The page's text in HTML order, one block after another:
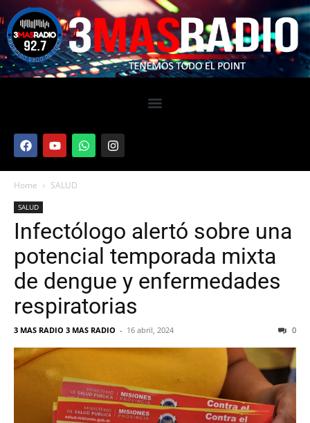
Home SALUD
SALUD
Infectólogo alertó sobre una
potencial temporada mixta
de dengue y enfermedades
respiratorias
3 MAS RADIO 3 MAS RADIO - 16 abril, 2024 0